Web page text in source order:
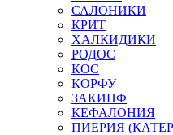
САЛОНИКИ
КРИТ
ХАЛКИДИКИ
РОДОС
КОС
КОРФУ
ЗАКИНФ
КЕФАЛОНИЯ
ПИЕРИЯ